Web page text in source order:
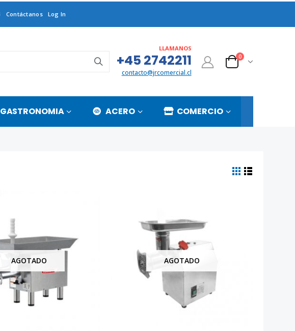
Contáctanos Log In
LLAMANOS
+45 2742211
contacto@jrcomercial.cl
0
GASTRONOMIA ACERO COMERCIO
AGOTADO AGOTADO